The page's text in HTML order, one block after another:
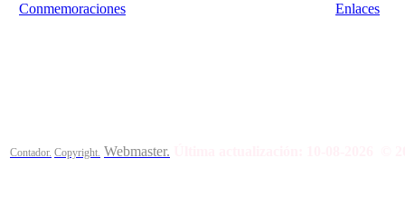
Conmemoraciones
Enlaces
Contador. Copyright. Webmaster.